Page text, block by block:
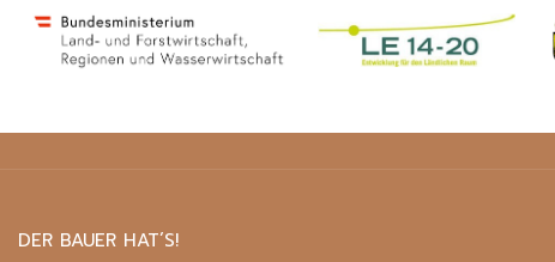
DER BAUER HAT’S!